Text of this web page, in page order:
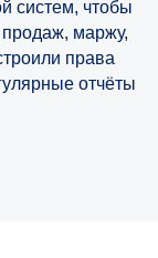
систем, чтобы
маржу,
права
отчёты